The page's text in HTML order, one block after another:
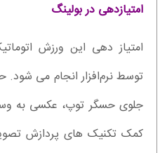
امتیازدهی در بولینگ
امتیاز دهی این ورزش
جلوی حسگر توپ، عکسی به
کمک تکنیک های پردازش